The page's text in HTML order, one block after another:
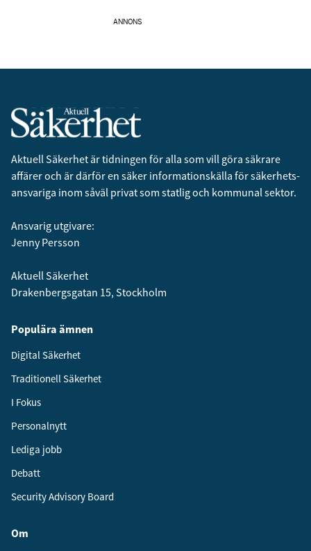
ANNONS
Aktuell Säkerhet är tidningen för alla som vill göra säkrare
affärer och är därför en säker informationskälla för säkerhets­
ansvariga inom såväl privat som statlig och kommunal sektor.
Ansvarig utgivare:
Jenny Persson
Aktuell Säkerhet
Drakenbergsgatan 15, Stockholm
Populära ämnen
Digital Säkerhet
Traditionell Säkerhet
I Fokus
Personalnytt
Lediga jobb
Debatt
Security Advisory Board
Om